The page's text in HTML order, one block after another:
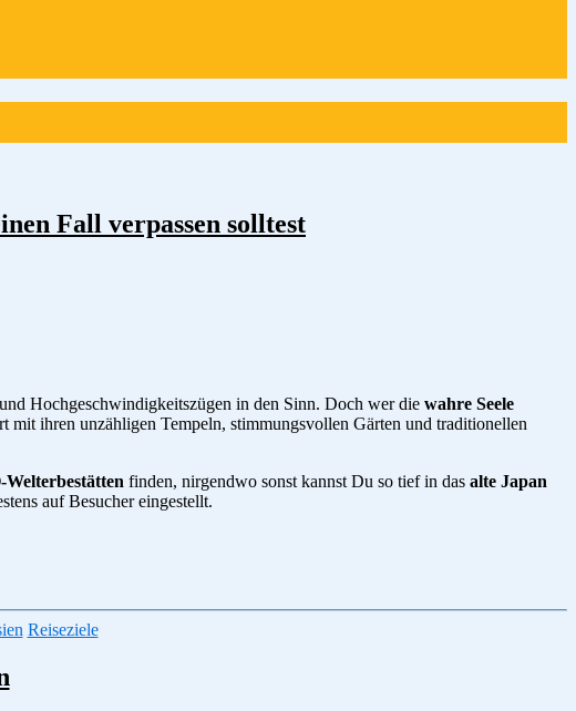
Fall verpassen solltest
Hochgeschwindigkeitszügen in den Sinn. Doch wer diewahre Seele
mit ihren unzähligen Tempeln, stimmungsvollen Gärten und traditionellen
finden, nirgendwo sonst kannst Du so tief in dasalte Japan
auf Besucher eingestellt.
Reiseziele